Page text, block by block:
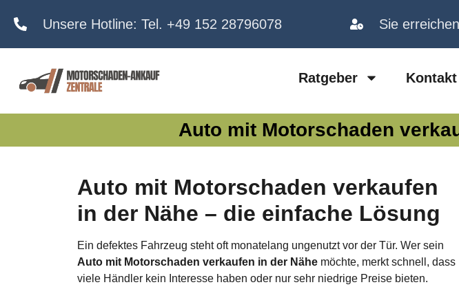
Unsere Hotline: Tel. +49 152 28796078 Sie
Ratgeber Kontakt
Auto mit Motorschaden
Auto mit Motorschaden verkaufen
in der Nähe – die einfache Lösung
Ein defektes Fahrzeug steht oft monatelang ungenutzt vor der Tür. Wer sein
Auto mit Motorschaden verkaufen in der Nähe möchte, merkt schnell, dass
viele Händler kein Interesse haben oder nur sehr niedrige Preise bieten.